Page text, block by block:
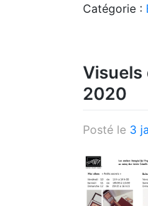
Catégorie :
Visuels
2020
Posté le 3